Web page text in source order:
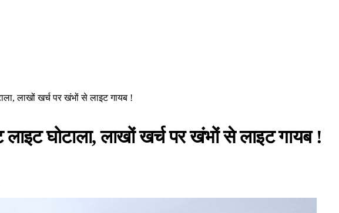
लाखों खर्च पर खंभों से लाइट गायब !
घोटाला, लाखों खर्च पर खंभों से लाइट गायब !